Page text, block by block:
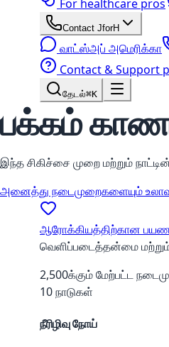
For healthcare pros
Contact JforH
வாட்ஸ்அப் அமெரிக்கா
Contact & Support
தேடல்⌘K
பக்கம்
இந்த சிகிச்சை முறை மற்றும்
அனைத்து நடைமுறைகளையும்
ஆரோக்கியத்திற்கான
வெளிப்படைத்தன்மை மற்றும்
2,500க்கும் மேற்பட்ட
10 நாடுகள்
நீரிழிவு நோய்